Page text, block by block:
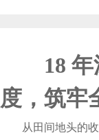
18
度，筑牢
从田间地头的